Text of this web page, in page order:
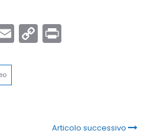
Email
Copy
Link
Articolo successivo